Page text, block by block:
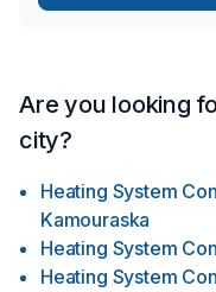
Are you looking
city?
Heating System
Kamouraska
Heating System
Heating System